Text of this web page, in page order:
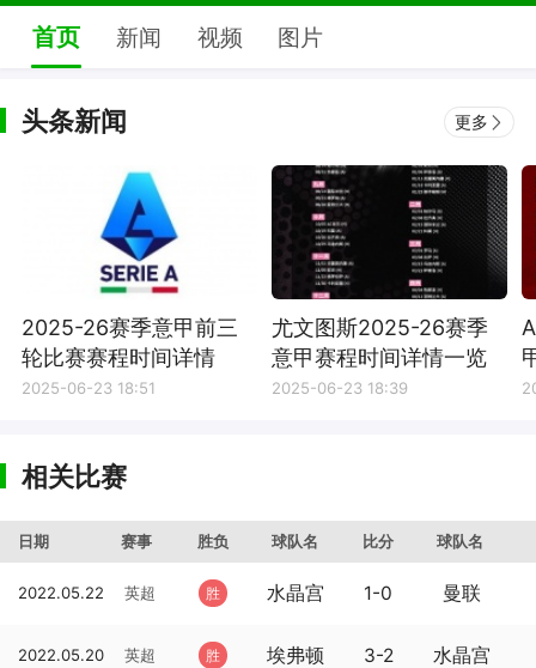
首页 新闻 视频 图片
头条新闻 更多
2025-26赛季意甲前三
轮比赛赛程时间详情
2025-06-23 18:51
尤文图斯2025-26赛季
意甲赛程时间详情一览
2025-06-23 18:39
相关比赛
日期 赛事 胜负 球队名 比分 球队名
2022.05.22 英超 胜 水晶宫 1-0 曼联
2022.05.20 英超 胜 埃弗顿 3-2 水晶宫